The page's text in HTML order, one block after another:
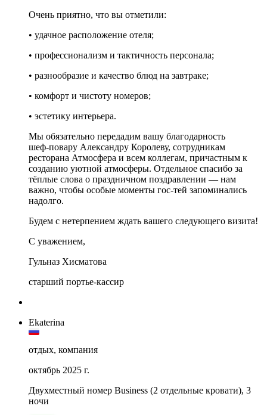
Очень приятно, что вы отметили:
• удачное расположение отеля;
• профессионализм и тактичность персонала;
• разнообразие и качество блюд на завтраке;
• комфорт и чистоту номеров;
• эстетику интерьера.
Мы обязательно передадим вашу благодарность
шеф‑повару Александру Королеву, сотрудникам
ресторана Атмосфера и всем коллегам, причастным к
созданию уютной атмосферы. Отдельное спасибо за
тёплые слова о праздничном поздравлении — нам
важно, чтобы особые моменты гос-тей запоминались
надолго.
Будем с нетерпением ждать вашего следующего визита!
С уважением,
Гульназ Хисматова
старший портье-кассир
Ekaterina
отдых, компания
октябрь 2025 г.
Двухместный номер Business (2 отдельные кровати), 3
ночи